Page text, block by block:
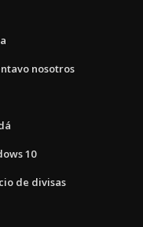
nosotros
10
de divisas